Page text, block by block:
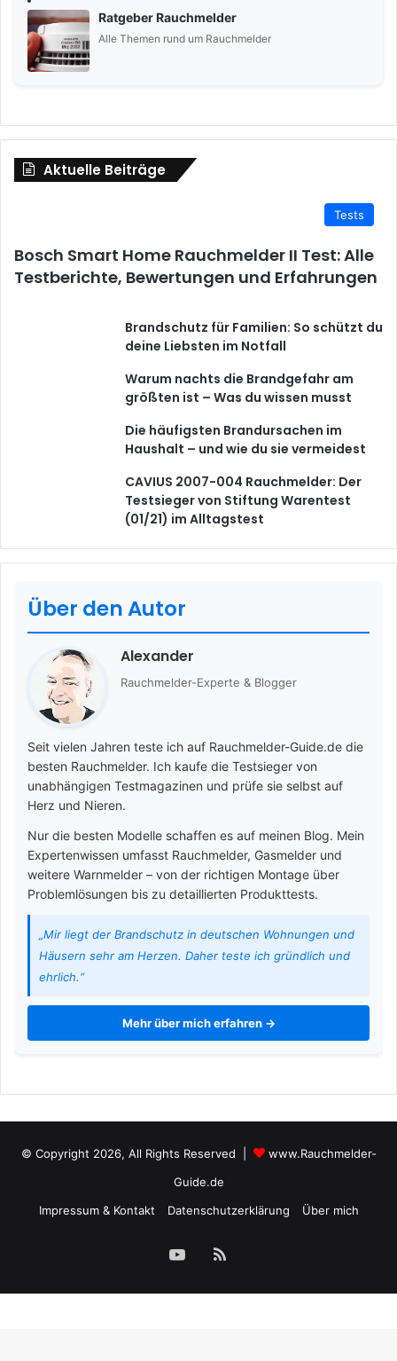
Ratgeber Rauchmelder
Alle Themen rund um Rauchmelder
Aktuelle Beiträge
Tests
Bosch Smart Home Rauchmelder II Test: Alle
Testberichte, Bewertungen und Erfahrungen
Brandschutz für Familien: So schützt du
deine Liebsten im Notfall
Warum nachts die Brandgefahr am
größten ist – Was du wissen musst
Die häufigsten Brandursachen im
Haushalt – und wie du sie vermeidest
CAVIUS 2007-004 Rauchmelder: Der
Testsieger von Stiftung Warentest
(01/21) im Alltagstest
Über den Autor
Alexander
Rauchmelder-Experte & Blogger
Seit vielen Jahren teste ich auf Rauchmelder-Guide.de die
besten Rauchmelder. Ich kaufe die Testsieger von
unabhängigen Testmagazinen und prüfe sie selbst auf
Herz und Nieren.
Nur die besten Modelle schaffen es auf meinen Blog. Mein
Expertenwissen umfasst Rauchmelder, Gasmelder und
weitere Warnmelder – von der richtigen Montage über
Problemlösungen bis zu detaillierten Produkttests.
„Mir liegt der Brandschutz in deutschen Wohnungen und
Häusern sehr am Herzen. Daher teste ich gründlich und
ehrlich.“
Mehr über mich erfahren →
© Copyright 2026, All Rights Reserved |
www.Rauchmelder-
Guide.de
Impressum & Kontakt
Datenschutzerklärung Über mich
YouTube
RSS